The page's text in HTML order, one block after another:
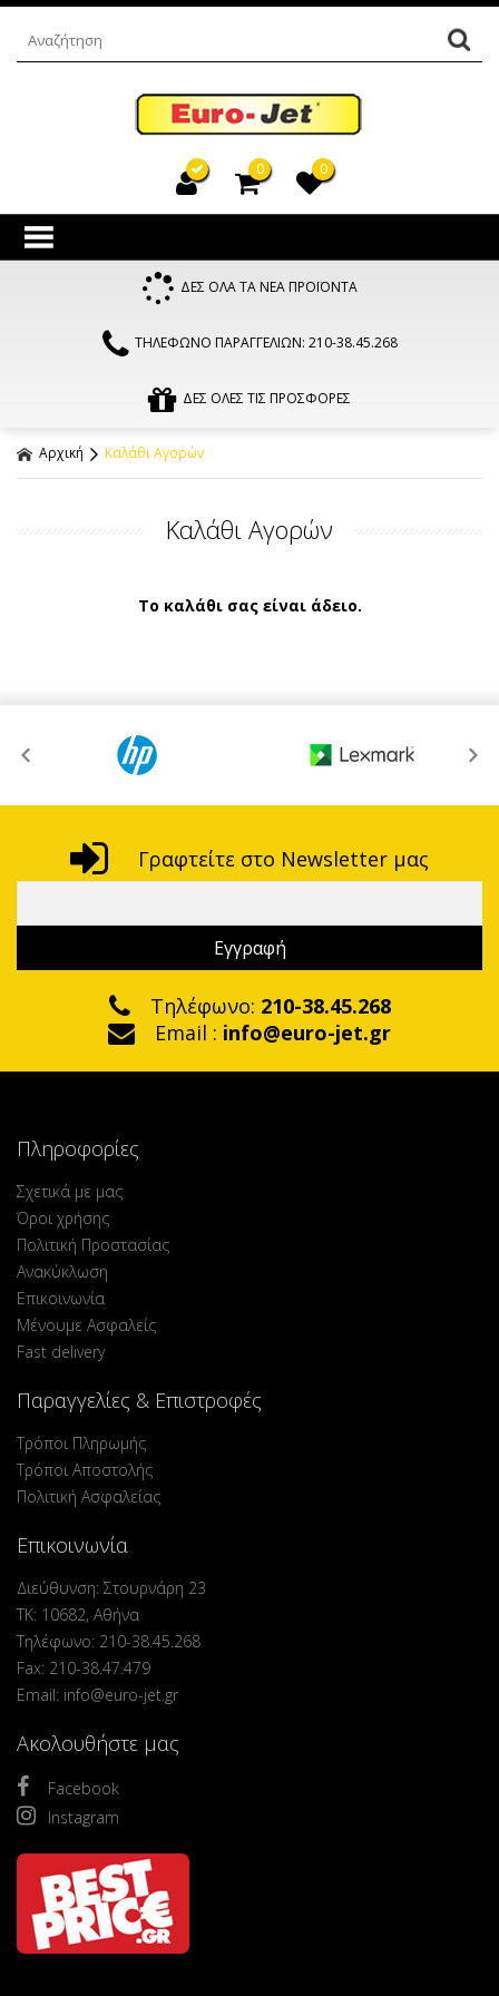
0 0
ΔΕΣ ΟΛΑ ΤΑ ΝΕΑ ΠΡΟΪΟΝΤΑ
ΤΗΛΕΦΩΝΟ ΠΑΡΑΓΓΕΛΙΩΝ: 210-38.45.268
ΔΕΣ ΟΛΕΣ ΤΙΣ ΠΡΟΣΦΟΡΕΣ
Αρχική Καλάθι Αγορών
Καλάθι Αγορών
Το καλάθι σας είναι άδειο.
Γραφτείτε στο Newsletter μας
Τηλέφωνο: 210-38.45.268
Email : info@euro-jet.gr
Πληροφορίες
Σχετικά με μας
Όροι χρήσης
Πολιτική Προστασίας
Ανακύκλωση
Επικοινωνία
Μένουμε Ασφαλείς
Fast delivery
Παραγγελίες & Επιστροφές
Τρόποι Πληρωμής
Τρόποι Αποστολής
Πολιτική Ασφαλείας
Επικοινωνία
Διεύθυνση: Στουρνάρη 23
ΤΚ: 10682, Αθήνα
Τηλέφωνο: 210-38.45.268
Fax: 210-38.47.479
Email: info@euro-jet.gr
Ακολουθήστε μας
Facebook
Instagram